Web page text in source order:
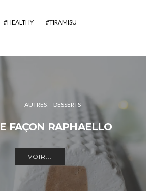
HEALTHY TIRAMISU
AUTRES DESSERTS
FAÇON RAPHAELLO
VOIR...